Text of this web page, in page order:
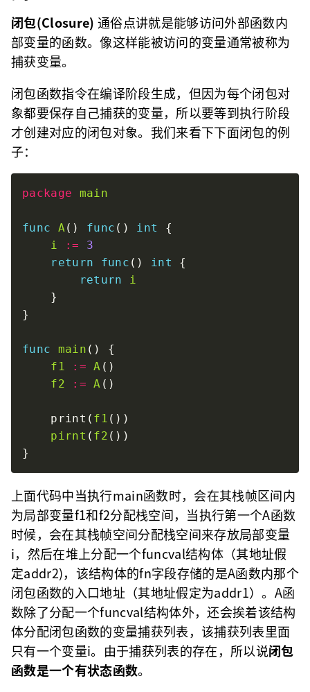
闭包(Closure) 通俗点讲就是能够访问外部函数内
部变量的函数。像这样能被访问的变量通常被称为
捕获变量。
闭包函数指令在编译阶段生成，但因为每个闭包对
象都要保存自己捕获的变量，所以要等到执行阶段
才创建对应的闭包对象。我们来看下下面闭包的例
子：
package main
func A() func () int
i
:=
3
return
func () int
return
i
func main
f1
:= A
f2
:= A
    print(
f1
pirnt ( f2
上面代码中当执行main函数时，会在其栈帧区间内
为局部变量f1和f2分配栈空间，当执行第一个A函数
时候，会在其栈帧空间分配栈空间来存放局部变量
i，然后在堆上分配一个funcval结构体（其地址假
定addr2)，该结构体的fn字段存储的是A函数内那个
闭包函数的入口地址（其地址假定为addr1）。A函
数除了分配一个funcval结构体外，还会挨着该结构
体分配闭包函数的变量捕获列表，该捕获列表里面
只有一个变量i。由于捕获列表的存在，所以说闭包
函数是一个有状态函数。